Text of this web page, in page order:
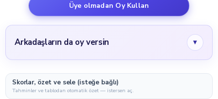
Üye olmadan Oy Kullan
Arkadaşların da oy versin ▾
Skorlar, özet ve sele (isteğe bağlı)
Tahminler ve tablodan otomatik özet — istersen aç.